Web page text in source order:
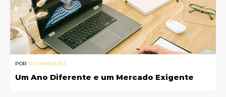
POR RUI MARQUES
Um Ano Diferente e um Mercado Exigente